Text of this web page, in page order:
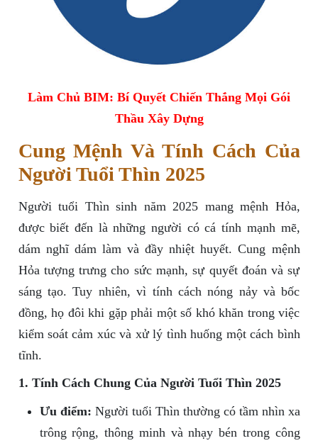
Làm Chủ BIM: Bí Quyết Chiến Thắng Mọi Gói
Thầu Xây Dựng
Cung Mệnh Và Tính Cách Của
Người Tuổi Thìn 2025
Người tuổi Thìn sinh năm 2025 mang mệnh Hỏa,
được biết đến là những người có cá tính mạnh mẽ,
dám nghĩ dám làm và đầy nhiệt huyết. Cung mệnh
Hỏa tượng trưng cho sức mạnh, sự quyết đoán và sự
sáng tạo. Tuy nhiên, vì tính cách nóng nảy và bốc
đồng, họ đôi khi gặp phải một số khó khăn trong việc
kiểm soát cảm xúc và xử lý tình huống một cách bình
tĩnh.
1. Tính Cách Chung Của Người Tuổi Thìn 2025
Ưu điểm: Người tuổi Thìn thường có tầm nhìn xa
trông rộng, thông minh và nhạy bén trong công